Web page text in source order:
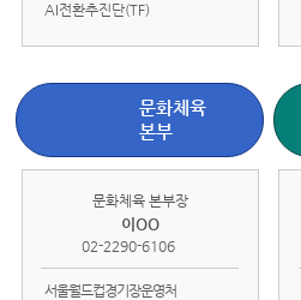
AI전환추진단(TF)
문화체육
본부
문화체육 본부장
이OO
02-2290-6106
서울월드컵경기장운영처